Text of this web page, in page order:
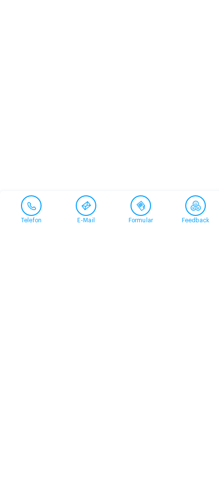
Telefon E-Mail Formular Feedback